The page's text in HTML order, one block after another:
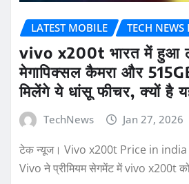
LATEST MOBILE TECH
vivo x200t भारत में हुआ
मेगापिक्सल कैमरा और
मिलेंगे ये धांसू फीचर, क्यों है
TechNews Jan 27, 2026
टेक न्यूज। Vivo x200t Price in india :
Vivo ने प्रीमियम सेगमेंट में vivo x200t